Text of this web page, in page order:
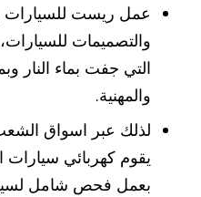
عمل ريست للسيارات
والتصميمات
التي جفت بماء النار
والمهنية.
لذلك عبر اسواق
يقوم كهربائي
بعمل فحص شامل لسير